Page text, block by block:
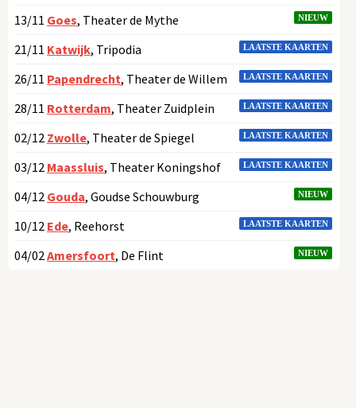
NIEUW
13/11 Goes, Theater de Mythe
LAATSTE KAARTEN
21/11 Katwijk, Tripodia
LAATSTE KAARTEN
26/11 Papendrecht, Theater de Willem
LAATSTE KAARTEN
28/11 Rotterdam, Theater Zuidplein
LAATSTE KAARTEN
02/12 Zwolle, Theater de Spiegel
LAATSTE KAARTEN
03/12 Maassluis, Theater Koningshof
NIEUW
04/12 Gouda, Goudse Schouwburg
LAATSTE KAARTEN
10/12 Ede, Reehorst
NIEUW
04/02Amersfoort, De Flint